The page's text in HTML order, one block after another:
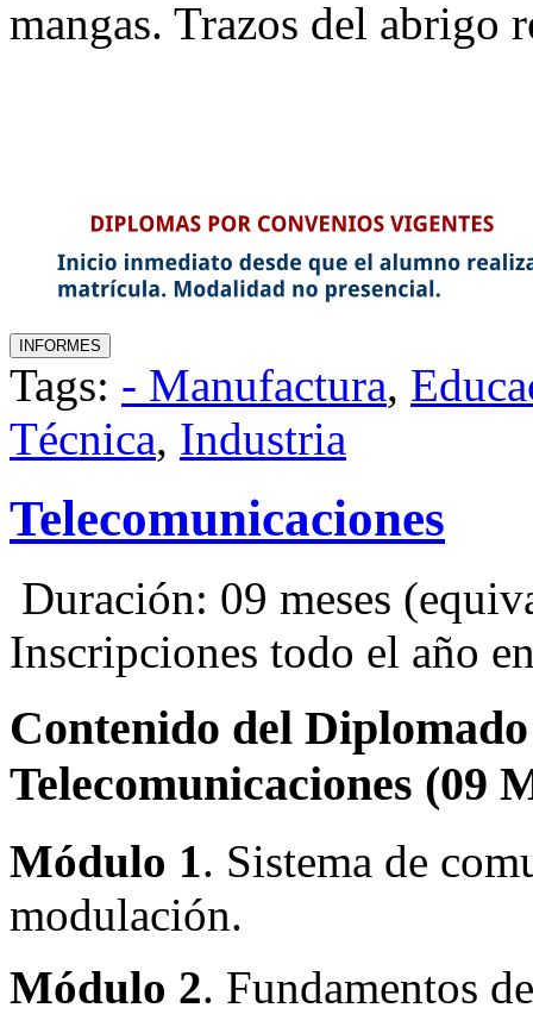
mangas. Trazos del abrigo
Tags: - Manufactura,
Técnica, Industria
Telecomunicaciones
Duración: 09 meses
Inscripciones todo el año
Contenido del
Telecomunicaciones (09
Módulo 1. Sistema de
modulación.
Módulo 2. Fundamentos